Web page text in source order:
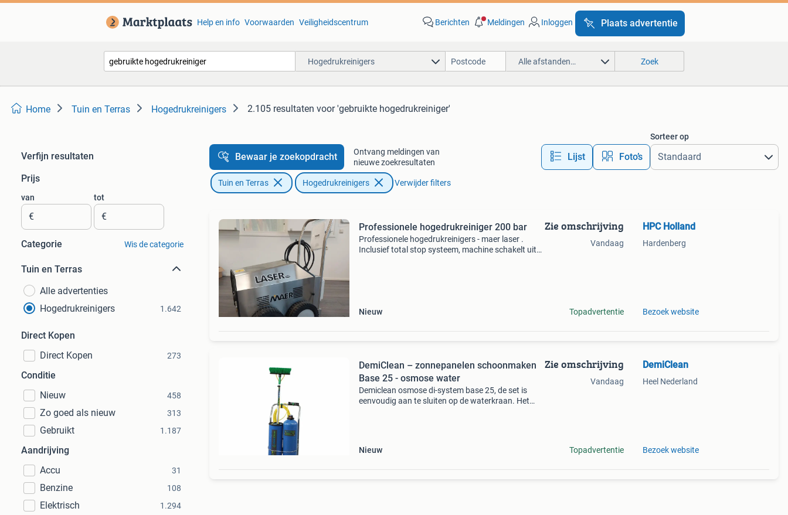
Help en info Voorwaarden Veiligheidscentrum Berichten Meldingen Inloggen Plaats advertentie
Hogedrukreinigers Alle afstanden… Zoek
Home Tuin en Terras Hogedrukreinigers 2.105 resultaten voor 'gebruikte hogedrukreiniger'
Verfijn resultaten
Prijs
van
€
tot
€
Categorie Wis de categorie
Tuin en Terras
Alle advertenties
Hogedrukreinigers
1.642
Direct Kopen
Direct Kopen
273
Conditie
Nieuw
458
Zo goed als nieuw 313
Gebruikt 1.187
Aandrijving
Accu
31
Benzine 108
Elektrisch 1.294
Bewaar je zoekopdracht
Ontvang meldingen van
nieuwe zoekresultaten
Lijst Foto’s
Sorteer op
Tuin en Terras Hogedrukreinigers Verwijder filters
Professionele hogedrukreiniger 200 bar
Professionele hogedrukreinigers - maer laser .
Inclusief total stop systeem, machine schakelt uit
Nieuw
Zie omschrijving
Vandaag
Topadvertentie
HPC Holland
Hardenberg
Bezoek website
DemiClean – zonnepanelen schoonmaken
Base 25 - osmose water
Demiclean osmose di-system base 25, de set is
eenvoudig aan te sluiten op de waterkraan. Het
Nieuw
Zie omschrijving
Vandaag
Topadvertentie
DemiClean
Heel Nederland
Bezoek website